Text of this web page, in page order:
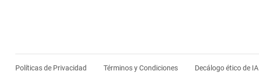
Políticas de Privacidad Términos y Condiciones Decálogo ético de IA